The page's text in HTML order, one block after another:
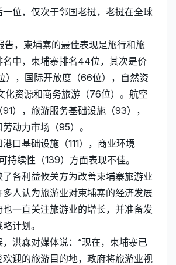
位，仅次于邻国老挝，老挝在全球
告，柬埔寨的最佳表现是旅行和旅
名中，柬埔寨排名44位，其次是价
），国际开放度（66位），自然资
化资源和商务旅游（76位）。航空
），旅游服务基础设施（93），
动力市场（95）。
口基础设施（111），商业环境
持续性（139）方面表现不佳。
各利益攸关方为改善柬埔寨旅游业
人认为旅游业对柬埔寨的经济发展
一直关注旅游业的增长，并准备发
计划。
洪森对媒体说：“现在，柬埔寨已
迎的旅游目的地，政府将旅游业视